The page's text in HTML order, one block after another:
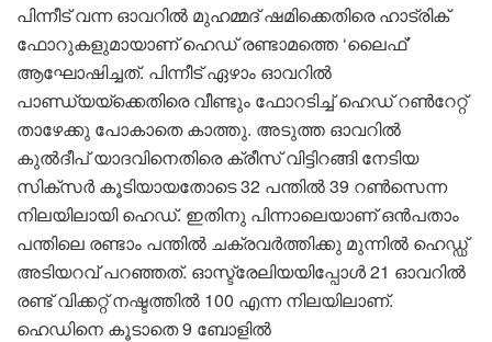
പിന്നീട് വന്ന ഓവറിൽ മുഹമ്മദ് ഷമിക്കെതിരെ ഹാട്രിക്
ഫോറുകളുമായാണ് ഹെഡ് രണ്ടാമത്തെ ‘ലൈഫ്’
ആഘോഷിച്ചത്. പിന്നീട് ഏഴാം ഓവറിൽ
പാണ്ഡ്യയ്‌ക്കെതിരെ വീണ്ടും ഫോറടിച്ച് ഹെഡ് റൺറേറ്റ്
താഴേക്കു പോകാതെ കാത്തു. അടുത്ത ഓവറിൽ
കുൽദീപ് യാദവിനെതിരെ ക്രീസ് വിട്ടിറങ്ങി നേടിയ
സിക്സർ കൂടിയായതോടെ 32 പന്തിൽ 39 റൺസെന്ന
നിലയിലായി ഹെഡ്. ഇതിനു പിന്നാലെയാണ് ഒൻപതാം
പന്തിലെ രണ്ടാം പന്തിൽ ചക്രവർത്തിക്കു മുന്നിൽ ഹെഡ്ഡ്
അടിയറവ് പറഞ്ഞത്. ഓസ്ട്രേലിയയിപ്പോൾ 21 ഓവറിൽ
രണ്ട് വിക്കറ്റ് നഷ്ടത്തിൽ 100 എന്ന നിലയിലാണ്.
ഹെഡിനെ കൂടാതെ 9 ബോളിൽ